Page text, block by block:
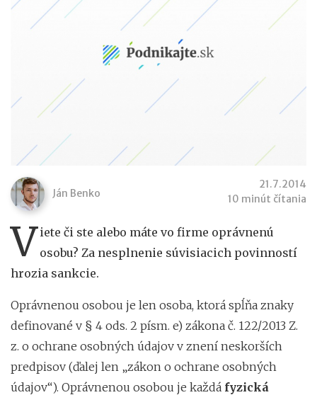
Ján Benko
21.7.2014
10 minút čítania
V iete či ste alebo máte vo firme oprávnenú
osobu? Za nesplnenie súvisiacich povinností
hrozia sankcie.
Oprávnenou osobou je len osoba, ktorá spĺňa znaky
definované v § 4 ods. 2 písm. e) zákona č. 122/2013 Z.
z. o ochrane osobných údajov v znení neskorších
predpisov (ďalej len „zákon o ochrane osobných
údajov“). Oprávnenou osobou je každá fyzická